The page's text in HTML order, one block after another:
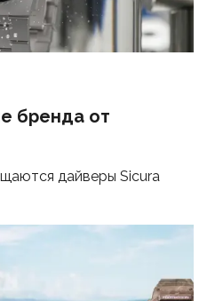
бренда от
дайверы Sicura